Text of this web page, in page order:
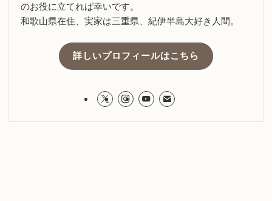
のお役に立てれば幸いです。
和歌山県在住、実家は三重県、紀伊半島大好き人間。
詳しいプロフィールはこちら